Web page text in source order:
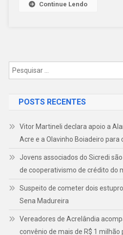
Continue Lendo
POSTS RECENTES
Vitor Martineli declara apoio a
Acre e a Olavinho Boiadeiro para
Jovens associados do Sicredi
de cooperativismo de crédito do
Suspeito de cometer dois
Sena Madureira
Vereadores de Acrelândia
convênio de mais de R$ 1 milhão